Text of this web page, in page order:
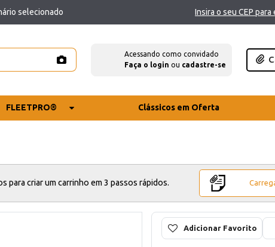
selecionado Insira o seu CEP
Acessando como convidado
Faça o login ou cadastre-se
FLEETPRO® Clássicos em Oferta
para criar um carrinho em 3 passos rápidos.
Adicionar Favorito